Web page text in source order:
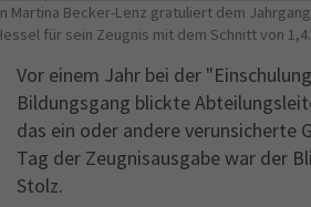
Martina Becker-Lenz gratuliert dem
für sein Zeugnis mit dem Schnitt von 1,4.
Vor einem Jahr bei der
Bildungsgang blickte
das ein oder andere verunsicherte
Tag der Zeugnisausgabe war der
Stolz.